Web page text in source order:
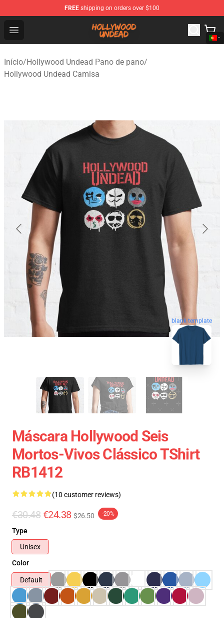
FREE shipping on orders over $100
Open menu
Hollywood Undead Shop - Official Hollywood Undead
Início/Hollywood Undead Pano de pano/
Hollywood Undead Camisa
blank template
Máscara Hollywood Seis
Mortos-Vivos Clássico TShirt
RB1412
(10 customer reviews)
€30.48 €24.38 $26.50 -20%
Type
Unisex
Color
Default